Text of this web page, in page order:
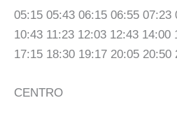
05:15 05:43 06:15 06:55 07:23
10:43 11:23 12:03 12:43 14:00
17:15 18:30 19:17 20:05 20:50
CENTRO